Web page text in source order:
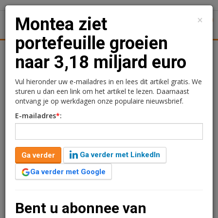
Juridisch | Fiscaal
Montea ziet portefeuille
groeien naar 3,18 miljard
euro
Redactie
8 mei 2026 om 09:48
2 maanden geleden aangepast
4 minuten leestijd
Logistiek vastgoedontwikkelaar en -investeerder
portefeuille, goed voor 2.375.726 m2 logistiek vastgoed
×
Montea ziet
portefeuille groeien
naar 3,18 miljard euro
Vul hieronder uw e-mailadres in en lees dit artikel gratis. We
sturen u dan een link om het artikel te lezen. Daarnaast
ontvang je op werkdagen onze populaire nieuwsbrief.
E-mailadres*:
Ga verder
Ga verder met LinkedIn
Ga verder met Google
Bent u abonnee van